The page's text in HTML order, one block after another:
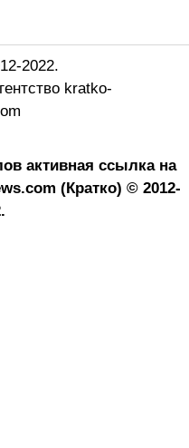
2022.
kratko-
активная ссылка на
(Кратко) © 2012-